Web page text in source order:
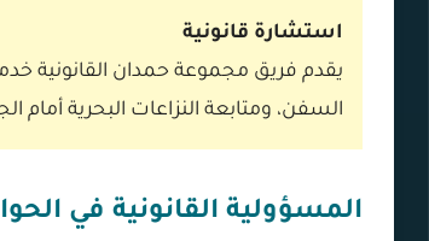
استشارة قانونية
يقدم فريق مجموعة حمدان القانونية
السفن، ومتابعة النزاعات البحرية
المسؤولية القانونية في